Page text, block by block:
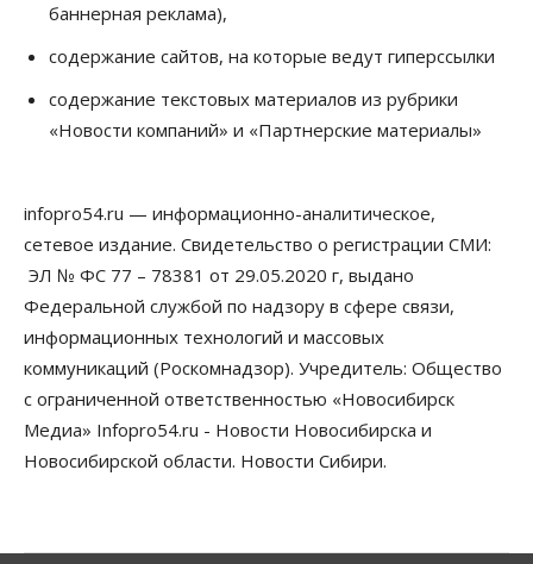
07 Августа 2026, 10:00
Бизнес Право&Порядок
выстраивают системы защиты от атак БПЛА
07 Августа 2026, 09:00
листы на полмиллиарда рублей
07 Августа 2026, 08:00
Искусственный интеллект предлагают
привлекать к разработке новых лекарств в
России
06 Августа 2026, 19:00
Мировые И Федеральные Новости
Россия построит в Киргизии новый кампус КРСУ:
30 гектаров, 15 тысяч студентов и 30 миллиардов
баннерная реклама),
содержание сайтов, на которые ведут гиперссылки
содержание текстовых материалов из рубрики
«Новости компаний» и «Партнерские материалы»
infopro54.ru — информационно-аналитическое,
сетевое издание. Свидетельство о регистрации СМИ:
ЭЛ № ФС 77 – 78381 от 29.05.2020 г, выдано
Федеральной службой по надзору в сфере связи,
информационных технологий и массовых
коммуникаций (Роскомнадзор). Учредитель: Общество
с ограниченной ответственностью «Новосибирск
Медиа» Infopro54.ru - Новости Новосибирска и
Новосибирской области. Новости Сибири.